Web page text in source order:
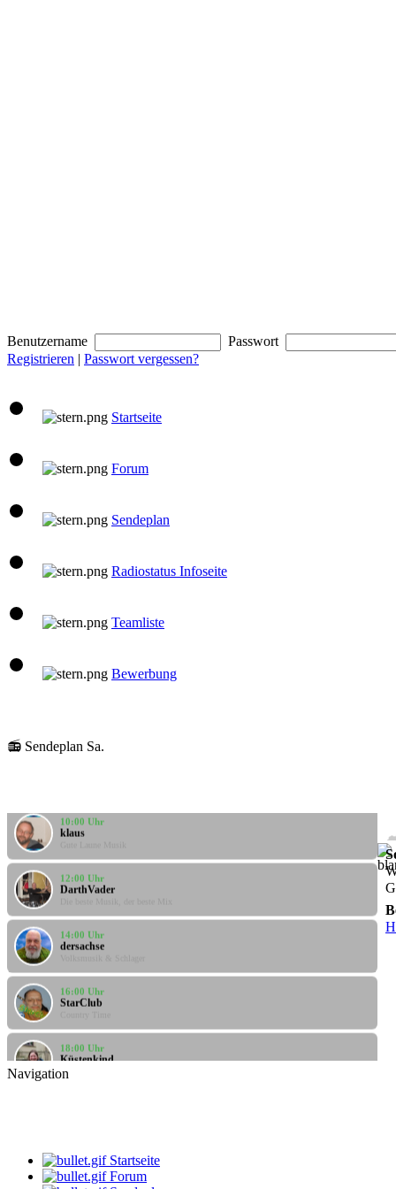
Benutzername
Passwort
Registrieren | Passwort vergessen?
Startseite
Forum
Sendeplan
Radiostatus Infoseite
Teamliste
Bewerbung
📻 Sendeplan Sa.
08:00 Uhr
klaus
Gute Laune Musik
12:00 Uhr
DarthVader
Die beste Musik, der beste Mix
14:00 Uhr
dersachse
Volksmusik & Schlager
16:00 Uhr
StarClub
Country Time
18:00 Uhr
Küstenkind
bunte Musikbox
klaus
Gute Laune Musik
Navigation
Startseite
Forum